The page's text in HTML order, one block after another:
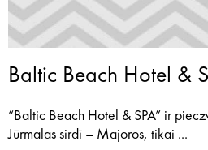
Baltic Beach Hotel &
“Baltic Beach Hotel & SPA” ir
Jūrmalas sirdī – Majoros, tikai ...